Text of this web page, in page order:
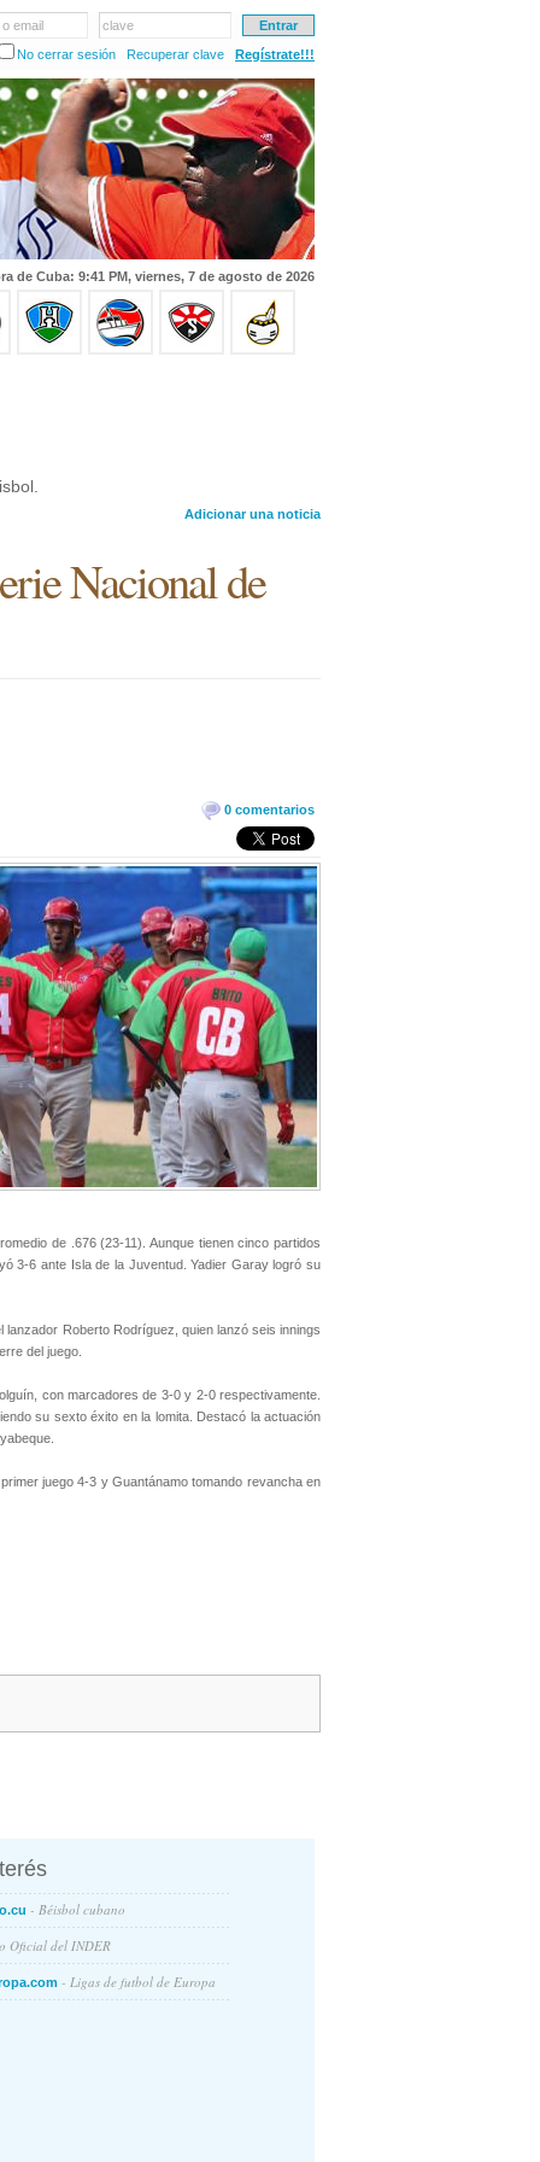
email
clave
No cerrar sesión
Recuperar clave Regístrate!!!
de Cuba: 9:41 PM, viernes, 7 de agosto de 2026
Adicionar una noticia
Nacional de
0 comentarios
de .676 (23-11). Aunque tienen cinco partidos
3-6 ante Isla de la Juventud. Yadier Garay logró su
Roberto Rodríguez, quien lanzó seis innings
del juego.
con marcadores de 3-0 y 2-0 respectivamente.
su sexto éxito en la lomita. Destacó la actuación
juego 4-3 y Guantánamo tomando revancha en
- Béisbol cubano
Oficial del INDER
- Ligas de futbol de Europa